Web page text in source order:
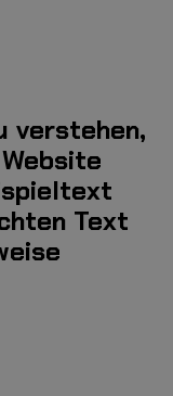
verstehen,
Text